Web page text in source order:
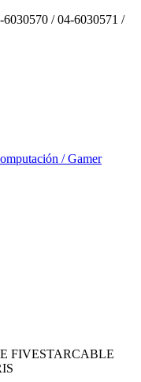
6030570 / 04-6030571 /
FIVESTARCABLE